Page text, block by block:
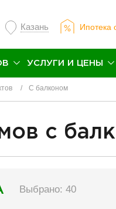
Казань Ипотека
УСЛУГИ И ЦЕНЫ
С балконом
с
Выбрано: 40